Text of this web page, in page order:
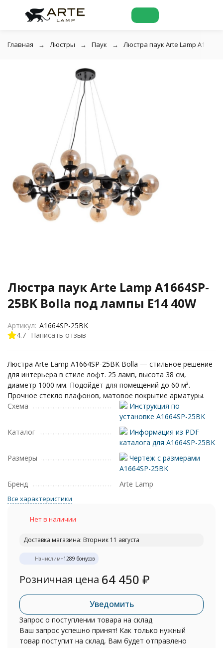
Главная Люстры Паук Люстра паук Arte Lamp
Люстра паук Arte Lamp A1664SP-
25BK Bolla под лампы E14 40W
4.7 Написать отзыв
Артикул: A1664SP-25BK
Люстра Arte Lamp A1664SP-25BK Bolla — стильное решение
для интерьера в стиле лофт. 25 ламп, высота 38 см,
диаметр 1000 мм. Подойдёт для помещений до 60 м².
Прочное стекло плафонов, матовое покрытие арматуры.
Схема
Инструкция по
установке A1664SP-25BK
Каталог
Информация из PDF
каталога для A1664SP-25BK
Размеры
Чертеж с размерами
A1664SP-25BK
Бренд
Arte Lamp
Все характеристики
Нет в наличии
Доставка магазина: Вторник 11 августа
Начислим+1289 бонусов
Розничная цена 64 450 ₽
Уведомить
Запрос о поступлении товара на склад
Ваш запрос успешно принят! Как только нужный
товар поступит на склад, Вам будет отправлено